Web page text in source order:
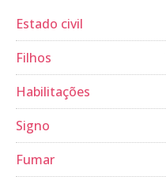
Estado civil
Filhos
Habilitações
Signo
Fumar